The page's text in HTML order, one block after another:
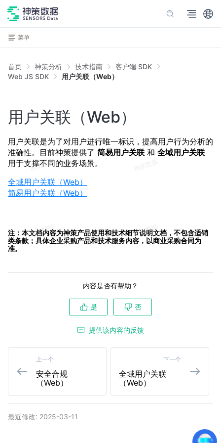
菜单
首页 神策分析 技术指南
客户端 SDK
Web JS SDK
用户关联（Web）
用户关联（Web）
用户关联是为了对用户进行唯一标识，提高用户行为分析的
准确性。目前神策提供了 简易用户关联 和 全域用户关联
用于支撑不同的业务场景。
全域用户关联（Web）
简易用户关联（Web）
注：本文档内容为神策产品使用和技术细节说明文档，不包含适销
类条款；具体企业采购产品和技术服务内容，以商业采购合同为
准。
内容是否有帮助？
是 否
提供该内容的反馈
上一个
安全合规
（Web）
下一个
全域用户关联
（Web）
最近修改: 2025-03-11